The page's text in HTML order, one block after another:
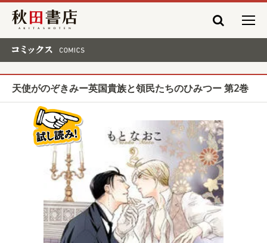
秋田書店
天使がのぞきみー英国貴族と領民たちのひみつー 第2巻